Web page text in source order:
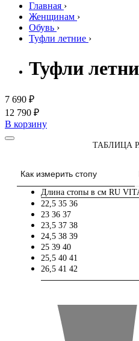
Главная ›
Женщинам ›
Обувь ›
Туфли летние ›
Туфли
7 690 ₽
12 790 ₽
В корзину
ТАБЛИЦА
Как измерить стопу
Длина стопы в см RU
22,5 35 36
23 36 37
23,5 37 38
24,5 38 39
25 39 40
25,5 40 41
26,5 41 42